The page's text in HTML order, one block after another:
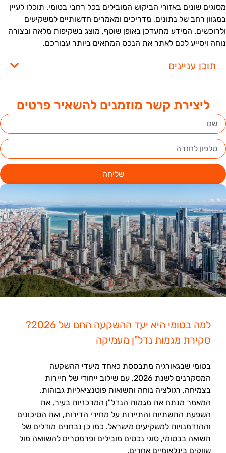
ליצירת קשר מוזמנים להשאיר פרטים
שליחה
למה בטומי היא יעד ההשקעה החם של 2026?
סקירת מגמות נדל"ן מעמיקה
בטומי שבגאורגיה מתבססת כאחד מיעדי ההשקעה
המסקרנים לשנת 2026, עם שילוב ייחודי של תיירות
בצמיחה, רגולציה נוחה ותשואות פוטנציאליות גבוהות.
המאמר מנתח את מגמות הנדל"ן המרכזיות בעיר, את
השפעת התשתיות והתיירות על מחירי הדירות, ואת הסיכונים
וההזדמנויות למשקיעים מישראל. כמו כן נבחנים מודלים של
תשואה בבטומי, סוגי נכסים מובילים ופרמטרים להשוואה מול
שווקים בינלאומיים אחרים.
שונים באזורי הביקוש המובילים בכל רחבי בטומי. תוכלו לעיין
רחב של נתונים, מדריכים ומאמרים חדשותיים למשקיעים
המידע מתעדכן באופן שוטף, מוצג בשקיפות מלאה ובצורה
ויסייע לכם לאתר את הנכס המתאים ביותר עבורכם.
תוכן עניינים